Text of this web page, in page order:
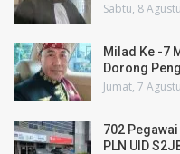
Sabtu, 8
Milad Ke -7
Dorong
Jumat, 7
702
PLN UID